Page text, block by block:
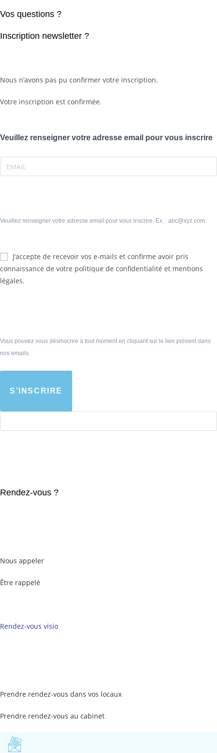
Vos questions ?
Inscription newsletter ?
Nous n’avons pas pu confirmer votre inscription.
Votre inscription est confirmée.
Veuillez renseigner votre adresse email pour vous inscrire
Veuillez renseigner votre adresse email pour vous inscrire. Ex. : abc@xyz.com
J’accepte de recevoir vos e-mails et confirme avoir pris
connaissance de votre politique de confidentialité et mentions
légales.
Vous pouvez vous désinscrire à tout moment en cliquant sur le lien présent dans
nos emails.
S’INSCRIRE
Rendez-vous ?
Nous appeler
Être rappelé
Rendez-vous visio
Prendre rendez-vous dans vos locaux
Prendre rendez-vous au cabinet